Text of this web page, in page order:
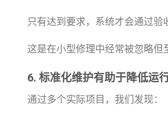
只有达到要求，系统才会通过验
这是在小型修理中经常被忽略但
6. 标准化维护有助于降低运
通过多个实际项目，我们发现：